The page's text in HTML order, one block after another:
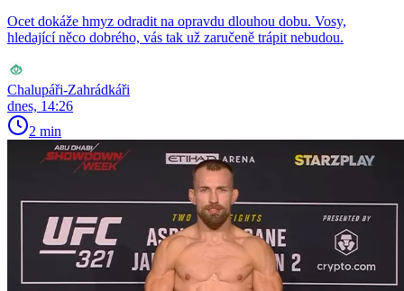
Ocet dokáže hmyz odradit na opravdu dlouhou dobu. Vosy,
hledající něco dobrého, vás tak už zaručeně trápit nebudou.
Chalupáři-Zahrádkáři
dnes, 14:26
2 min